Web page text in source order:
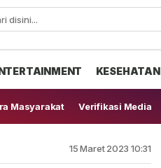
KESEHATAN
Masyarakat Verifikasi Media
15 Maret 2023 10:31